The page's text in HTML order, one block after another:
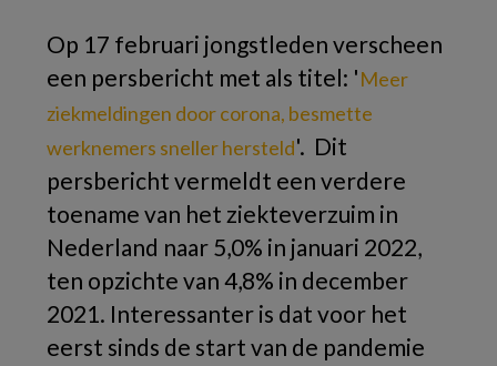
Op 17 februari jongstleden verscheen
een persbericht met als titel: 'Meer
ziekmeldingen door corona, besmette
werknemers sneller hersteld'. Dit
persbericht vermeldt een verdere
toename van het ziekteverzuim in
Nederland naar 5,0% in januari 2022,
ten opzichte van 4,8% in december
2021. Interessanter is dat voor het
eerst sinds de start van de pandemie